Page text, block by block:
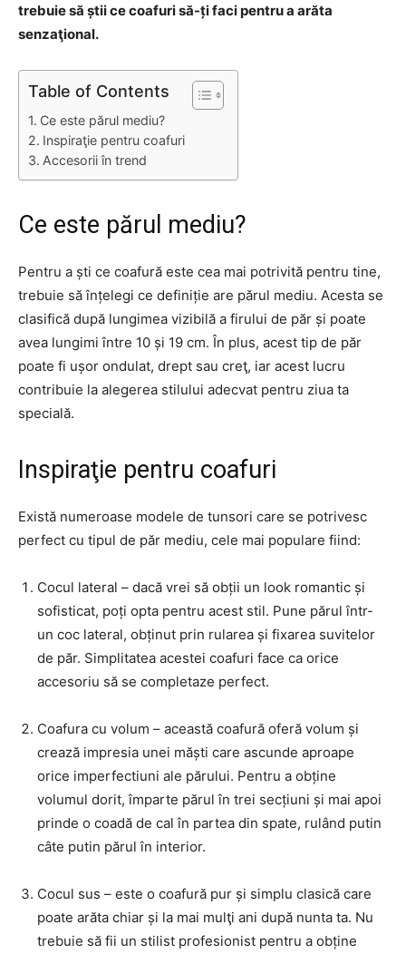
trebuie să știi ce coafuri să-ți faci pentru a arăta
senzaţional.
Table of Contents
Ce este părul mediu?
Inspiraţie pentru coafuri
Accesorii în trend
Ce este părul mediu?
Pentru a ști ce coafură este cea mai potrivită pentru tine,
trebuie să înțelegi ce definiție are părul mediu. Acesta se
clasifică după lungimea vizibilă a firului de păr și poate
avea lungimi între 10 și 19 cm. În plus, acest tip de păr
poate fi ușor ondulat, drept sau creţ, iar acest lucru
contribuie la alegerea stilului adecvat pentru ziua ta
specială.
Inspiraţie pentru coafuri
Există numeroase modele de tunsori care se potrivesc
perfect cu tipul de păr mediu, cele mai populare fiind:
Cocul lateral – dacă vrei să obții un look romantic și
sofisticat, poți opta pentru acest stil. Pune părul într-
un coc lateral, obținut prin rularea și fixarea suvitelor
de păr. Simplitatea acestei coafuri face ca orice
accesoriu să se completaze perfect.
Coafura cu volum – această coafură oferă volum și
crează impresia unei măști care ascunde aproape
orice imperfectiuni ale părului. Pentru a obține
volumul dorit, împarte părul în trei secțiuni și mai apoi
prinde o coadă de cal în partea din spate, rulând putin
câte putin părul în interior.
Cocul sus – este o coafură pur și simplu clasică care
poate arăta chiar și la mai mulţi ani după nunta ta. Nu
trebuie să fii un stilist profesionist pentru a obține